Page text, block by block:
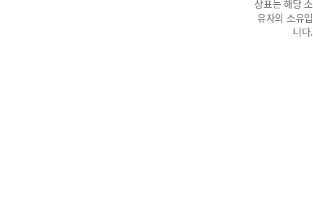
상표는 해당 소
유자의 소유입
니다.